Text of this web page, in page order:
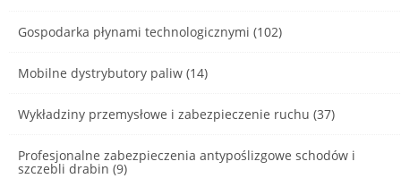
Gospodarka płynami technologicznymi (102)
Mobilne dystrybutory paliw (14)
Wykładziny przemysłowe i zabezpieczenie ruchu (37)
Profesjonalne zabezpieczenia antypoślizgowe schodów i
szczebli drabin (9)